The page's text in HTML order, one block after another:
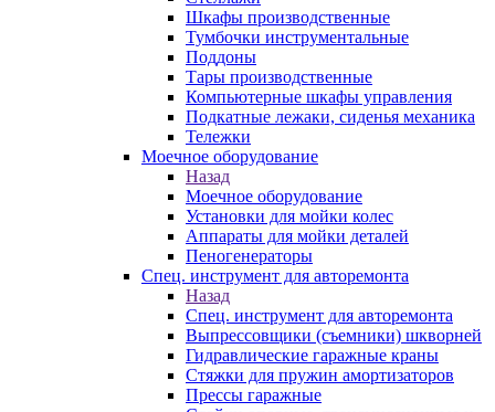
Шкафы производственные
Тумбочки инструментальные
Поддоны
Тары производственные
Компьютерные шкафы управления
Подкатные лежаки, сиденья механика
Тележки
Моечное оборудование
Назад
Моечное оборудование
Установки для мойки колес
Аппараты для мойки деталей
Пеногенераторы
Спец. инструмент для авторемонта
Назад
Спец. инструмент для авторемонта
Выпрессовщики (съемники) шкворней
Гидравлические гаражные краны
Стяжки для пружин амортизаторов
Прессы гаражные